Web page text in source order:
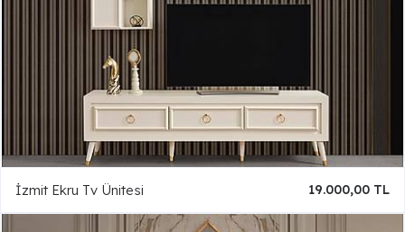
İzmit Ekru Tv Ünitesi 19.000,00 TL